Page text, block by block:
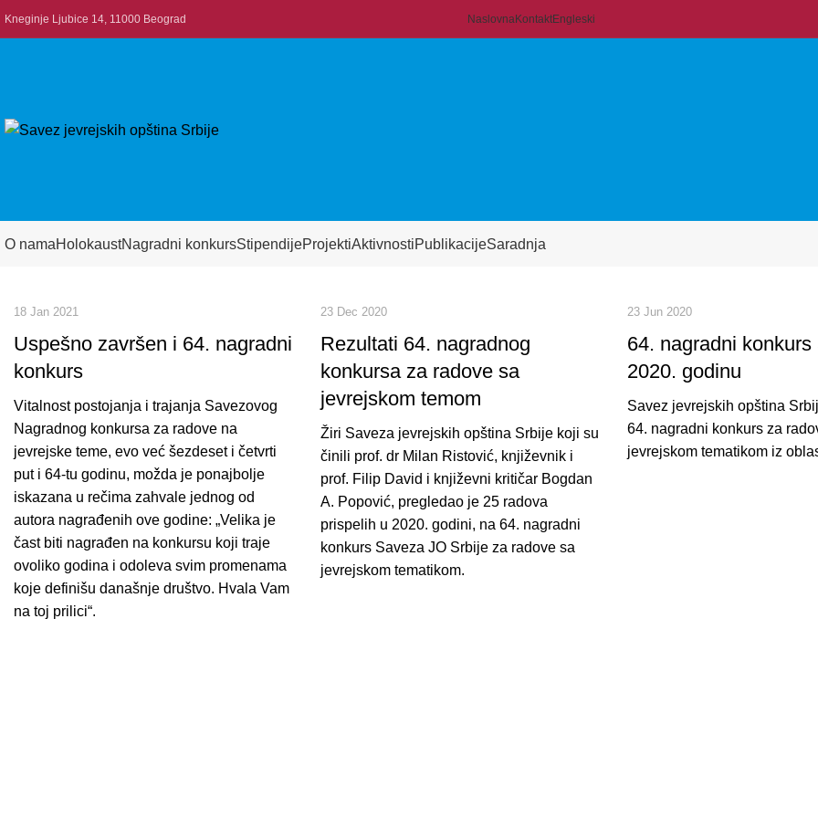
Kneginje Ljubice 14, 11000 Beograd NaslovnaKontaktEngleski
O namaHolokaustNagradni konkursStipendijeProjektiAktivnostiPublikacijeSaradnja
18 Jan 2021
Uspešno završen i 64. nagradni
konkurs
Vitalnost postojanja i trajanja Savezovog
Nagradnog konkursa za radove na
jevrejske teme, evo već šezdeset i četvrti
put i 64-tu godinu, možda je ponajbolje
iskazana u rečima zahvale jednog od
autora nagrađenih ove godine: „Velika je
čast biti nagrađen na konkursu koji traje
ovoliko godina i odoleva svim promenama
koje definišu današnje društvo. Hvala Vam
na toj prilici“.
23 Dec 2020
Rezultati 64. nagradnog
konkursa za radove sa
jevrejskom temom
Žiri Saveza jevrejskih opština Srbije koji su
činili prof. dr Milan Ristović, književnik i
prof. Filip David i književni kritičar Bogdan
A. Popović, pregledao je 25 radova
prispelih u 2020. godini, na 64. nagradni
konkurs Saveza JO Srbije za radove sa
jevrejskom tematikom.
23 Jun 2020
64. nagradni
2020. godinu
Savez jevrejskih opština
64. nagradni konkurs za
jevrejskom tematikom iz